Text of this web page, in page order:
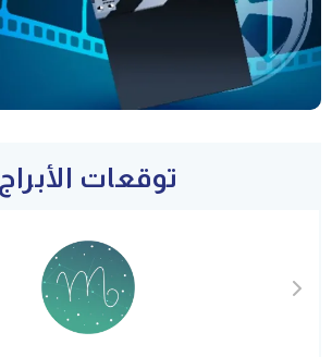
توقعات الأبراج